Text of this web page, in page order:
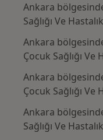
Ankara
Sağlığı Ve
Ankara
Çocuk Sağlığı Ve
Ankara
Çocuk Sağlığı Ve
Ankara
Sağlığı Ve